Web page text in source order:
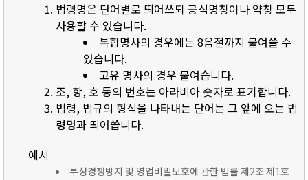
법령명은 단어별로 띄어쓰되 공식명칭이나 약칭 모두
사용할 수 있습니다.
복합명사의 경우에는 8음절까지 붙여쓸 수
있습니다.
고유 명사의 경우 붙여습니다.
조, 항, 호 등의 번호는 아라비아 숫자로 표기합니다.
법령, 법규의 형식을 나타내는 단어는 그 앞에 오는 법
령명과 띄어씁니다.
예시
부정경쟁방지 및 영업비밀보호에 관한 법률 제2조 제1호